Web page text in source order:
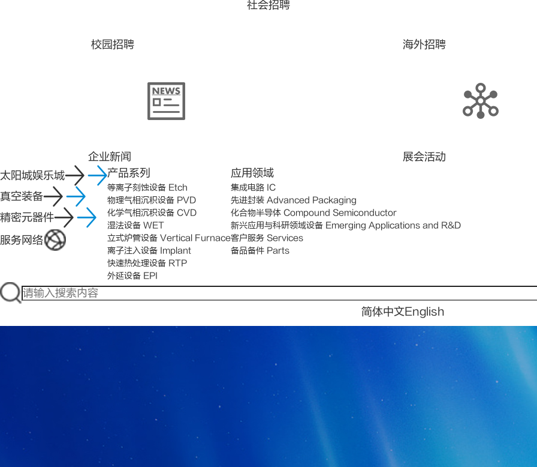
校园招聘
社会招聘
海外招聘
企业新闻
展会活动
太阳城娱乐城
真空装备
精密元器件
服务网络
产品系列
等离子刻蚀设备 Etch
物理气相沉积设备 PVD
化学气相沉积设备 CVD
湿法设备 WET
立式炉管设备 Vertical Furnace
离子注入设备 Implant
快速热处理设备 RTP
外延设备 EPI
应用领域
集成电路 IC
先进封装 Advanced Packaging
化合物半导体 Compound Semiconductor
新兴应用与科研领域设备 Emerging Applications and R&D
客户服务 Services
备品备件 Parts
简体中文English
共探技术革新 智启产业未来
2025 06.11-13/上海
半导体基础产品
解决方案服务商
创造精良 成就梦想
为半导体、新能源、新材料等领域
共探技术革新 智启产业未来
2025 06.11-13/上海